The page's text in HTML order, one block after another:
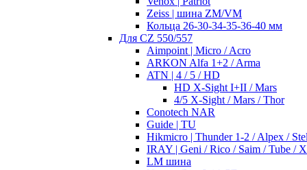
Zeiss | шина ZM/VM
Кольца 26-30-34-35-36-40 мм
Для CZ 550/557
Aimpoint | Micro / Acro
ARKON Alfa 1+2 / Arma
ATN | 4 / 5 / HD
HD X-Sight I+II / Mars
4/5 X-Sight / Mars / Thor
Conotech NAR
Guide | TU
Hikmicro | Thunder 1-2 / Alpex /
IRAY | Geni / Rico / Saim / Tube /
LM шина